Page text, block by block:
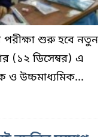
শুরু হবে নতুন
(১২ ডিসেম্বর) এ
ও উচ্চমাধ্যমিক...